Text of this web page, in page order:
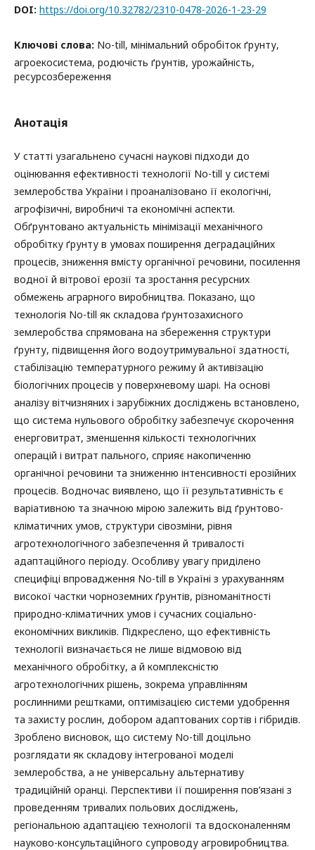
DOI: https://doi.org/10.32782/2310-0478-2026-1-23-29
Ключові слова: No-till, мінімальний обробіток ґрунту,
агроекосистема, родючість ґрунтів, урожайність,
ресурсозбереження
Анотація
У статті узагальнено сучасні наукові підходи до
оцінювання ефективності технології No-till у системі
землеробства України і проаналізовано її екологічні,
агрофізичні, виробничі та економічні аспекти.
Обґрунтовано актуальність мінімізації механічного
обробітку ґрунту в умовах поширення деградаційних
процесів, зниження вмісту органічної речовини, посилення
водної й вітрової ерозії та зростання ресурсних
обмежень аграрного виробництва. Показано, що
технологія No-till як складова ґрунтозахисного
землеробства спрямована на збереження структури
ґрунту, підвищення його водоутримувальної здатності,
стабілізацію температурного режиму й активізацію
біологічних процесів у поверхневому шарі. На основі
аналізу вітчизняних і зарубіжних досліджень встановлено,
що система нульового обробітку забезпечує скорочення
енерговитрат, зменшення кількості технологічних
операцій і витрат пального, сприяє накопиченню
органічної речовини та зниженню інтенсивності ерозійних
процесів. Водночас виявлено, що її результативність є
варіативною та значною мірою залежить від ґрунтово-
кліматичних умов, структури сівозміни, рівня
агротехнологічного забезпечення й тривалості
адаптаційного періоду. Особливу увагу приділено
специфіці впровадження No-till в Україні з урахуванням
високої частки чорноземних ґрунтів, різноманітності
природно-кліматичних умов і сучасних соціально-
економічних викликів. Підкреслено, що ефективність
технології визначається не лише відмовою від
механічного обробітку, а й комплексністю
агротехнологічних рішень, зокрема управлінням
рослинними рештками, оптимізацією системи удобрення
та захисту рослин, добором адаптованих сортів і гібридів.
Зроблено висновок, що систему No-till доцільно
розглядати як складову інтегрованої моделі
землеробства, а не універсальну альтернативу
традиційній оранці. Перспективи її поширення пов’язані з
проведенням тривалих польових досліджень,
регіональною адаптацією технології та вдосконаленням
науково-консультаційного супроводу агровиробництва.